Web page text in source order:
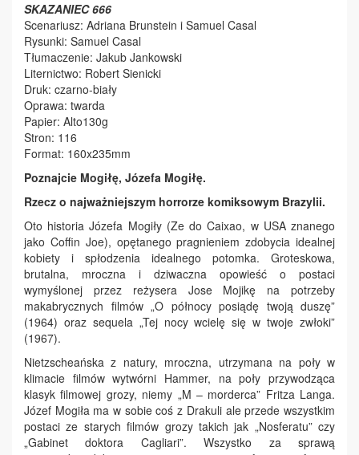
SKAZANIEC 666
Scenariusz: Adriana Brunstein i Samuel Casal
Rysunki: Samuel Casal
Tłumaczenie: Jakub Jankowski
Liternictwo: Robert Sienicki
Druk: czarno-biały
Oprawa: twarda
Papier: Alto130g
Stron: 116
Format: 160x235mm
Poznajcie Mogiłę, Józefa Mogiłę.
Rzecz o najważniejszym horrorze komiksowym Brazylii.
Oto historia Józefa Mogiły (Ze do Caixao, w USA znanego
jako Coffin Joe), opętanego pragnieniem zdobycia idealnej
kobiety i spłodzenia idealnego potomka. Groteskowa,
brutalna, mroczna i dziwaczna opowieść o postaci
wymyślonej przez reżysera Jose Mojikę na potrzeby
makabrycznych filmów „O północy posiądę twoją duszę”
(1964) oraz sequela „Tej nocy wcielę się w twoje zwłoki”
(1967).
Nietzscheańska z natury, mroczna, utrzymana na poły w
klimacie filmów wytwórni Hammer, na poły przywodząca
klasyk filmowej grozy, niemy „M – morderca” Fritza Langa.
Józef Mogiła ma w sobie coś z Drakuli ale przede wszystkim
postaci ze starych filmów grozy takich jak „Nosferatu” czy
„Gabinet doktora Cagliari”. Wszystko za sprawą